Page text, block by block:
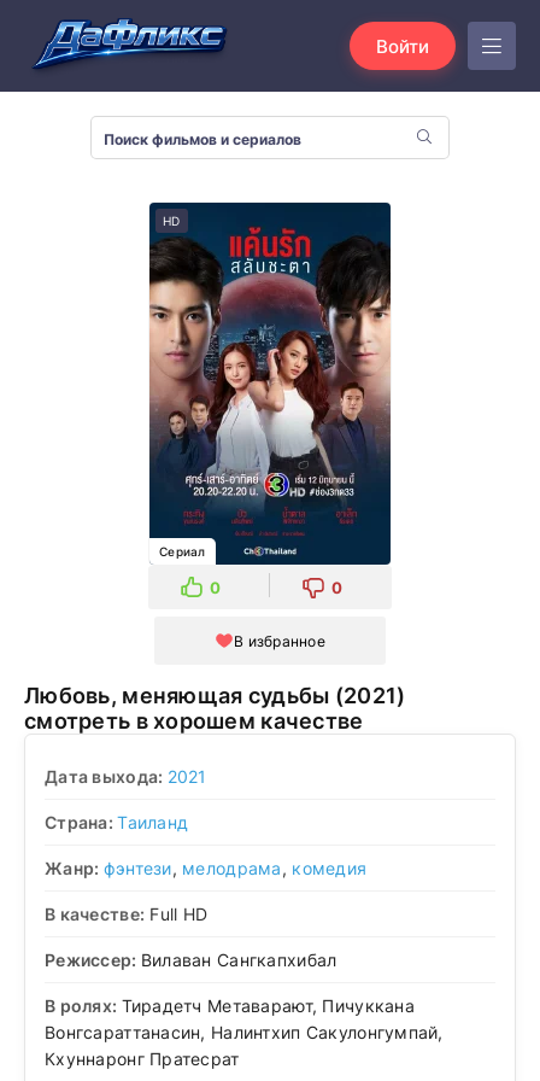
Войти
HD
Сериал
0 0
В избранное
Любовь, меняющая судьбы (2021)
смотреть в хорошем качестве
Дата выхода: 2021
Страна:Таиланд
Жанр: фэнтези, мелодрама, комедия
В качестве: Full HD
Режиссер: Вилаван Сангкапхибал
В ролях: Тирадетч Метаварают, Пичуккана
Вонгсараттанасин, Налинтхип Сакулонгумпай,
Кхуннаронг Пратесрат